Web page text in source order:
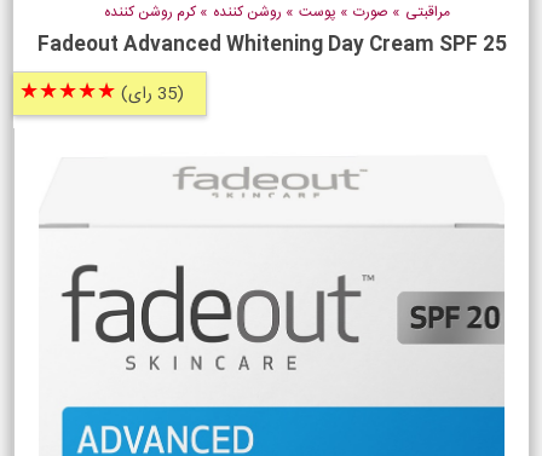
مراقبتی » صورت » پوست » روشن کننده »کرم روشن کننده
Fadeout Advanced Whitening Day Cream SPF 25
(35 رای) ★★★★★